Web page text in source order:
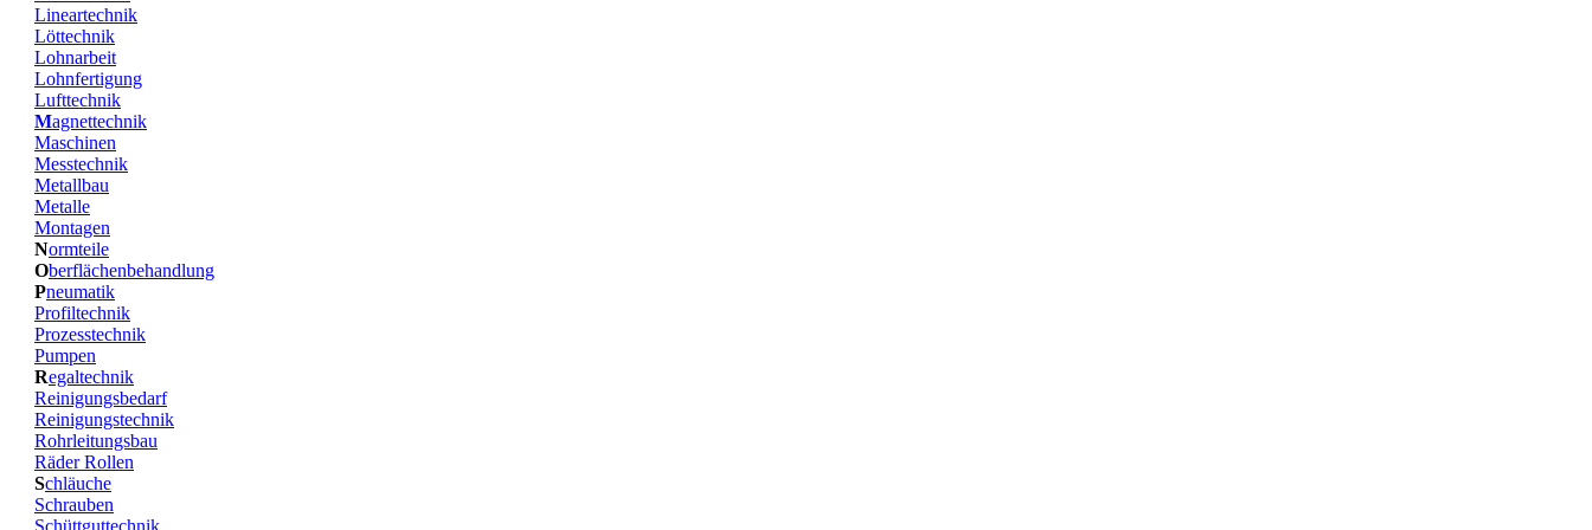
Lineartechnik
Löttechnik
Lohnarbeit
Lohnfertigung
Lufttechnik
Magnettechnik
Maschinen
Messtechnik
Metallbau
Metalle
Montagen
Normteile
Oberflächenbehandlung
Pneumatik
Profiltechnik
Prozesstechnik
Pumpen
Regaltechnik
Reinigungsbedarf
Reinigungstechnik
Rohrleitungsbau
Räder Rollen
Schläuche
Schrauben
Schüttguttechnik